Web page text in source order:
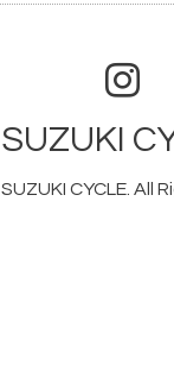
SUZUKI
SUZUKI CYCLE . All